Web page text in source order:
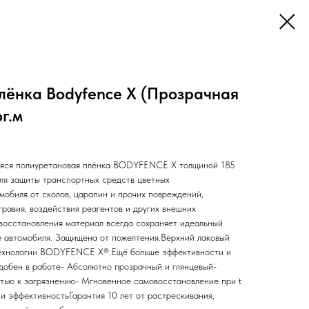
Bodyfence X (Прозрачная
полиуретановая плёнка BODYFENCE X толщиной 185
защиты транспортных средств цветных
от сколов, царапин и прочих повреждений,
воздействия реагентов и других внешних
материал всегда сохраняет идеальный
Защищена от пожелтения.Верхний лаковый
BODYFENCE Х®.Ещё больше эффективности и
в работе- Абсолютно прозрачный и глянцевый-
к загрязнению- Мгновенное самовосстановление при t
10 лет от растрескивания,